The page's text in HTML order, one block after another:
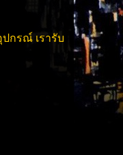
กรณ์ เรารับ